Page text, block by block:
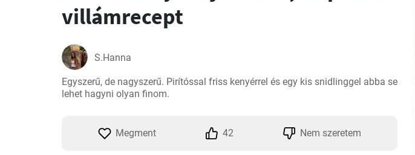
villámrecept
S.Hanna
Egyszerű, de nagyszerű. Pirítóssal friss kenyérrel és egy kis snidlinggel abba se
lehet hagyni olyan finom.
Megment 42 Nem szeretem